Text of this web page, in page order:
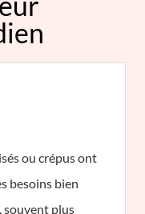
ou crépus ont
besoins bien
souvent plus